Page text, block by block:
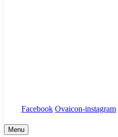
Facebook Ovaicon-instagram
Menu